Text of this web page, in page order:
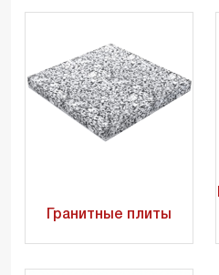
Гранитные плиты